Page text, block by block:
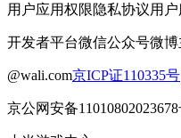
用户应用权限隐私协议用
开发者平台微信公众号微
@wali.com京ICP证110335号
京公网安备